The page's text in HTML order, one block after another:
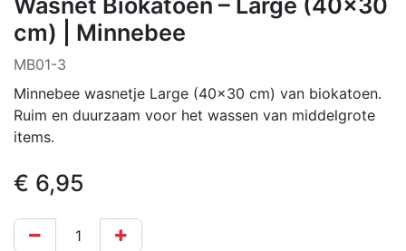
cm) | Minnebee
MB01-3
Minnebee wasnetje Large (40×30 cm) van biokatoen.
Ruim en duurzaam voor het wassen van middelgrote
items.
€ 6,95